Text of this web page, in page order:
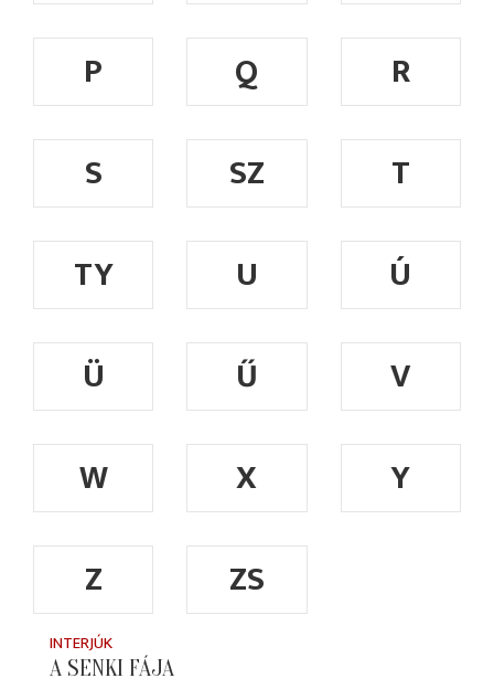
P
Q
R
S
SZ
T
TY
U
Ú
Ü
Ű
V
W
X
Y
Z
ZS
INTERJÚK
A SENKI FÁJA